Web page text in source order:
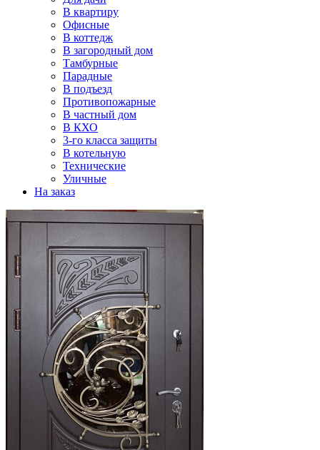
В квартиру
Офисные
В коттедж
В загородный дом
Тамбурные
Парадные
В подъезд
Противопожарные
В частный дом
В КХО
3-го класса защиты
В котельную
Технические
Уличные
На заказ